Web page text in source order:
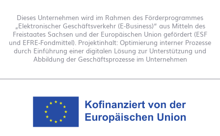
Dieses Unternehmen wird im Rahmen des Förderprogrammes
„Elektronischer Geschäftsverkehr (E-Business)“ aus Mitteln des
Freistaates Sachsen und der Europäischen Union gefördert (ESF
und EFRE-Fondmittel). Projektinhalt: Optimierung interner Prozesse
durch Einführung einer digitalen Lösung zur Unterstützung und
Abbildung der Geschäftsprozesse im Unternehmen